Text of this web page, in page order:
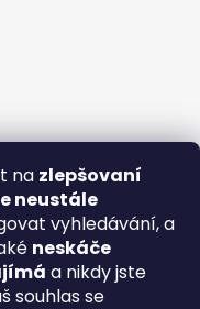
na zlepšovaní
neustále
vyhledávání, a
neskáče
a nikdy jste
souhlas se